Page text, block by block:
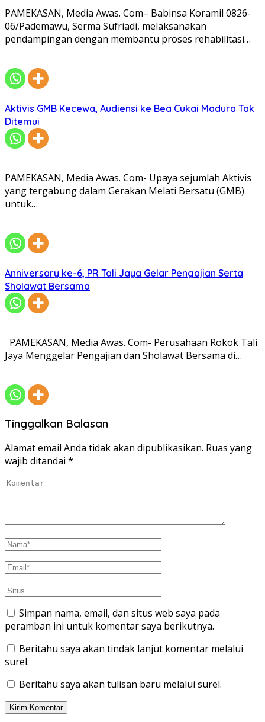
PAMEKASAN, Media Awas. Com– Babinsa Koramil 0826-
06/Pademawu, Serma Sufriadi, melaksanakan
pendampingan dengan membantu proses rehabilitasi…
Aktivis GMB Kecewa, Audiensi ke Bea Cukai Madura Tak
Ditemui
PAMEKASAN, Media Awas. Com- Upaya sejumlah Aktivis
yang tergabung dalam Gerakan Melati Bersatu (GMB)
untuk…
Anniversary ke-6, PR Tali Jaya Gelar Pengajian Serta
Sholawat Bersama
PAMEKASAN, Media Awas. Com- Perusahaan Rokok Tali
Jaya Menggelar Pengajian dan Sholawat Bersama di…
Tinggalkan Balasan
Alamat email Anda tidak akan dipublikasikan. Ruas yang
wajib ditandai *
Simpan nama, email, dan situs web saya pada
peramban ini untuk komentar saya berikutnya.
Beritahu saya akan tindak lanjut komentar melalui
surel.
Beritahu saya akan tulisan baru melalui surel.